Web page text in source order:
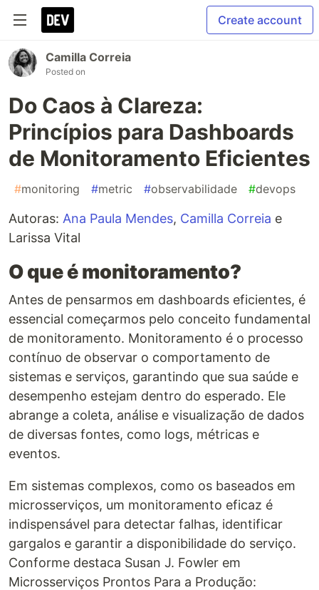
Create account
Camilla Correia
Posted on
Do Caos à Clareza:
Princípios para Dashboards
de Monitoramento Eficientes
#monitoring #metric #observabilidade #devops
Autoras: Ana Paula Mendes, Camilla Correia e
Larissa Vital
O que é monitoramento?
Antes de pensarmos em dashboards eficientes, é
essencial começarmos pelo conceito fundamental
de monitoramento. Monitoramento é o processo
contínuo de observar o comportamento de
sistemas e serviços, garantindo que sua saúde e
desempenho estejam dentro do esperado. Ele
abrange a coleta, análise e visualização de dados
de diversas fontes, como logs, métricas e
eventos.
Em sistemas complexos, como os baseados em
microsserviços, um monitoramento eficaz é
indispensável para detectar falhas, identificar
gargalos e garantir a disponibilidade do serviço.
Conforme destaca Susan J. Fowler em
Microsserviços Prontos Para a Produção: